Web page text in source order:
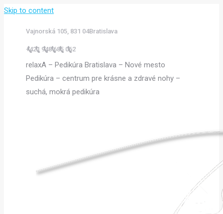
Skip to content
Vajnorská 105, 831 04Bratislava
+421 948 685 062
relaxA – Pedikúra Bratislava – Nové mesto
Pedikúra – centrum pre krásne a zdravé nohy –
suchá, mokrá pedikúra